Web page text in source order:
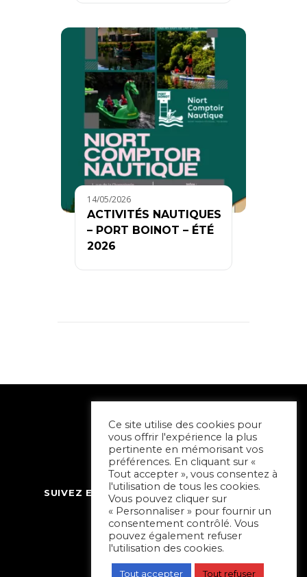
14/05/2026
ACTIVITÉS NAUTIQUES
– PORT BOINOT – ÉTÉ
2026
SUIVEZ ET CONTACTEZ SORTIR À NIORT
Ce site utilise des cookies pour
vous offrir l'expérience la plus
pertinente en mémorisant vos
préférences. En cliquant sur «
Tout accepter », vous consentez à
l'utilisation de tous les cookies.
Vous pouvez cliquer sur
« Personnaliser » pour fournir un
consentement contrôlé. Vous
pouvez également refuser
l'utilisation des cookies.
Tout accepter Tout refuser